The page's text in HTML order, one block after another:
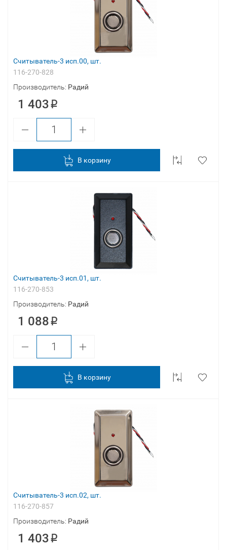
Считыватель-3 исп.00, шт.
116-270-828
Производитель: Радий
1 403
В корзину
Считыватель-3 исп.01, шт.
116-270-853
Производитель: Радий
1 088
В корзину
Считыватель-3 исп.02, шт.
116-270-857
Производитель: Радий
1 403